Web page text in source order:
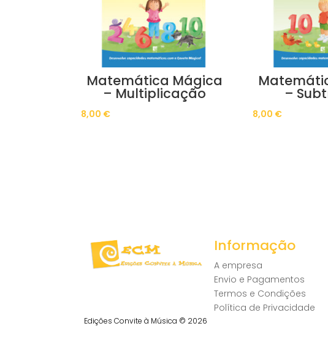
Matemática Mágica
– Multiplicação
8,00 €
–
8,00 €
Informação
A empresa
Envio e Pagamentos
Termos e Condições
Política de Privacidade
Edições Convite à Música © 2026